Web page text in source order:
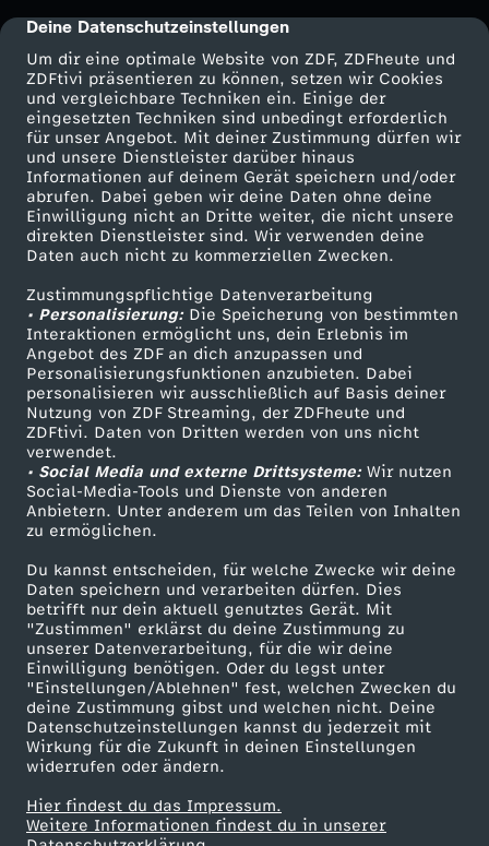
cmp-dialog-description
Deine Datenschutzeinstellungen
Um dir eine optimale Website von ZDF, ZDFheute und
ZDFtivi präsentieren zu können, setzen wir Cookies
und vergleichbare Techniken ein. Einige der
eingesetzten Techniken sind unbedingt erforderlich
für unser Angebot. Mit deiner Zustimmung dürfen wir
und unsere Dienstleister darüber hinaus
Informationen auf deinem Gerät speichern und/oder
abrufen. Dabei geben wir deine Daten ohne deine
Einwilligung nicht an Dritte weiter, die nicht unsere
direkten Dienstleister sind. Wir verwenden deine
Daten auch nicht zu kommerziellen Zwecken.
Zustimmungspflichtige Datenverarbeitung
• Personalisierung:Die Speicherung von bestimmten
Interaktionen ermöglicht uns, dein Erlebnis im
Angebot des ZDF an dich anzupassen und
Personalisierungsfunktionen anzubieten. Dabei
personalisieren wir ausschließlich auf Basis deiner
Nutzung von ZDF Streaming, der ZDFheute und
ZDFtivi. Daten von Dritten werden von uns nicht
verwendet.
• Social Media und externe Drittsysteme:Wir nutzen
Social-Media-Tools und Dienste von anderen
Anbietern. Unter anderem um das Teilen von Inhalten
zu ermöglichen.
Du kannst entscheiden, für welche Zwecke wir deine
Daten speichern und verarbeiten dürfen. Dies
betrifft nur dein aktuell genutztes Gerät. Mit
"Zustimmen" erklärst du deine Zustimmung zu
unserer Datenverarbeitung, für die wir deine
Einwilligung benötigen. Oder du legst unter
"Einstellungen/Ablehnen" fest, welchen Zwecken du
deine Zustimmung gibst und welchen nicht. Deine
Datenschutzeinstellungen kannst du jederzeit mit
Wirkung für die Zukunft in deinen Einstellungen
widerrufen oder ändern.
Hier findest du das Impressum.
Weitere Informationen findest du in unserer
H
S
V
g
e
w
i
n
n
t
Z
w
e
i
Mehr ZDF
ZDF-Apps
Smart TV
ZDFtext
Livestreams
Sendungen A-Z
TV-Programm
Service
ZDFmitreden
Kontakt zum ZDF
Tickets
Zuschauerservice
Hilfe
ZDF Unternehmen
Karriere
ZDF goes Schule
Werbefernsehen
Mainzelmännchen
Partner